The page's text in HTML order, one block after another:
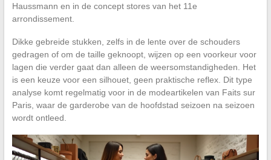
Haussmann en in de concept stores van het 11e
arrondissement.
Dikke gebreide stukken, zelfs in de lente over de schouders
gedragen of om de taille geknoopt, wijzen op een voorkeur voor
lagen die verder gaat dan alleen de weersomstandigheden. Het
is een keuze voor een silhouet, geen praktische reflex. Dit type
analyse komt regelmatig voor in de modeartikelen van Faits sur
Paris, waar de garderobe van de hoofdstad seizoen na seizoen
wordt ontleed.